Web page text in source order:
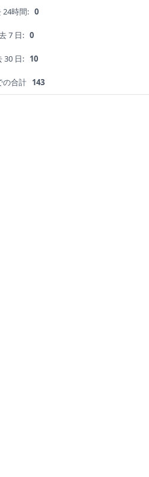
24時間: 0
7 日: 0
30 日: 10
の合計 143